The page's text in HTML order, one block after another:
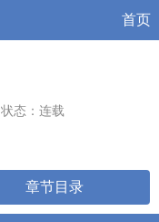
首页
状态：连载
章节目录